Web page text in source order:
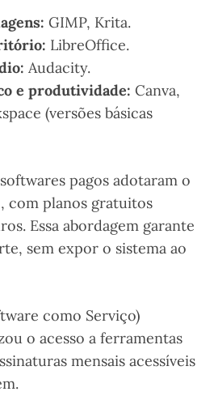
GIMP, Krita.
LibreOffice.
Audacity.
e produtividade: Canva,
(versões básicas
pagos adotaram o
, com planos gratuitos
Essa abordagem garante
sem expor o sistema ao
como Serviço)
o acesso a ferramentas
mensais acessíveis